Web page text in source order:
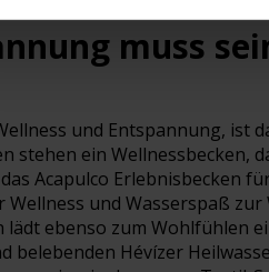
muss
und Entspannung, ist
stehen ein Wellnessbecken,
Acapulco Erlebnisbecken
und Wasserspaß zur
lädt ebenso zum Wohlfühlen
belebenden Hévízer